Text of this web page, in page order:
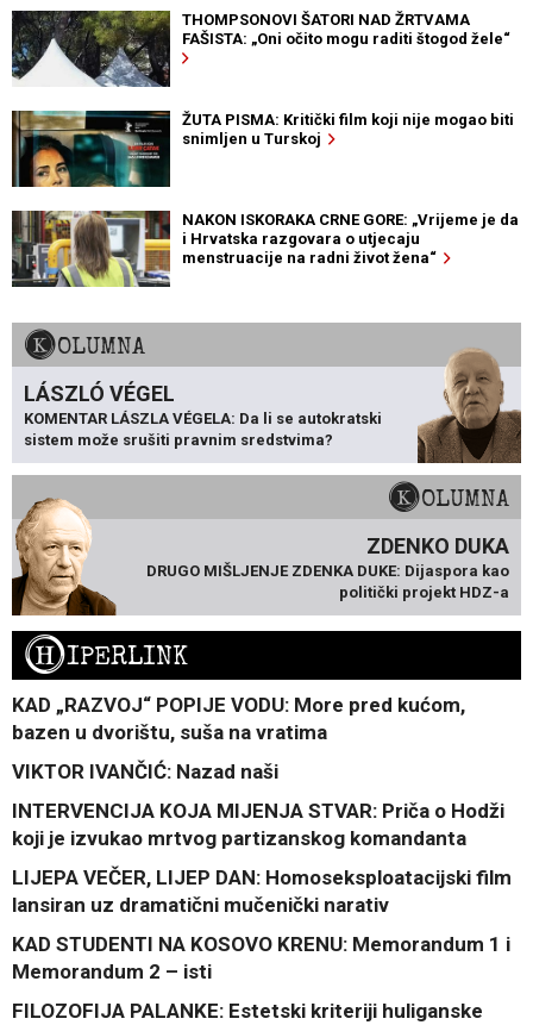
THOMPSONOVI ŠATORI NAD ŽRTVAMA
FAŠISTA: „Oni očito mogu raditi štogod žele“
ŽUTA PISMA: Kritički film koji nije mogao biti
snimljen u Turskoj
NAKON ISKORAKA CRNE GORE: „Vrijeme je da
i Hrvatska razgovara o utjecaju
menstruacije na radni život žena“
KOLUMNA
LÁSZLÓ VÉGEL
KOMENTAR LÁSZLA VÉGELA: Da li se autokratski
sistem može srušiti pravnim sredstvima?
KOLUMNA
ZDENKO DUKA
DRUGO MIŠLJENJE ZDENKA DUKE: Dijaspora kao
politički projekt HDZ-a
HIPERLINK
KAD „RAZVOJ“ POPIJE VODU: More pred kućom,
bazen u dvorištu, suša na vratima
VIKTOR IVANČIĆ: Nazad naši
INTERVENCIJA KOJA MIJENJA STVAR: Priča o Hodži
koji je izvukao mrtvog partizanskog komandanta
LIJEPA VEČER, LIJEP DAN: Homoseksploatacijski film
lansiran uz dramatični mučenički narativ
KAD STUDENTI NA KOSOVO KRENU: Memorandum 1 i
Memorandum 2 – isti
FILOZOFIJA PALANKE: Estetski kriteriji huliganske